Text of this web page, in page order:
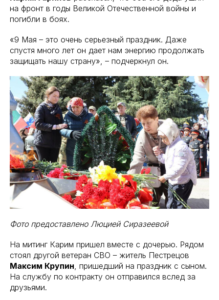
на фронт в годы Великой Отечественной войны и
погибли в боях.
«9 Мая – это очень серьезный праздник. Даже
спустя много лет он дает нам энергию продолжать
защищать нашу страну», – подчеркнул он.
Фото предоставлено Люцией Сиразеевой
На митинг Карим пришел вместе с дочерью. Рядом
стоял другой ветеран СВО – житель Пестрецов
Максим Крупин, пришедший на праздник с сыном.
На службу по контракту он отправился вслед за
друзьями.